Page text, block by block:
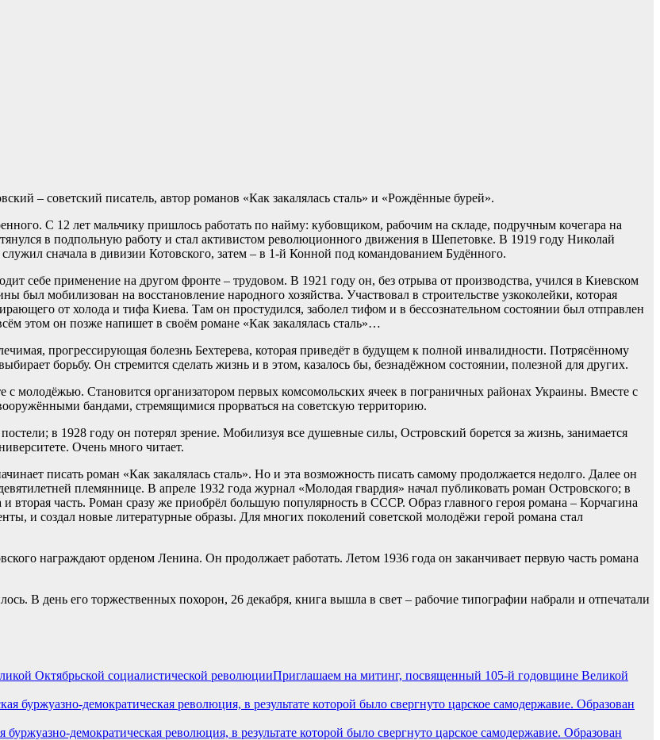
– советский писатель, автор романов «Как закалялась сталь» и «Рождённые бурей».
С 12 лет мальчику пришлось работать по найму: кубовщиком, рабочим на складе, подручным кочегара на
в подпольную работу и стал активистом революционного движения в Шепетовке. В 1919 году Николай
сначала в дивизии Котовского, затем – в 1-й Конной под командованием Будённого.
себе применение на другом фронте – трудовом. В 1921 году он, без отрыва от производства, учился в Киевском
мобилизован на восстановление народного хозяйства. Участвовал в строительстве узкоколейки, которая
от холода и тифа Киева. Там он простудился, заболел тифом и в бессознательном состоянии был отправлен
этом он позже напишет в своём романе «Как закалялась сталь»…
прогрессирующая болезнь Бехтерева, которая приведёт в будущем к полной инвалидности. Потрясённому
борьбу. Он стремится сделать жизнь и в этом, казалось бы, безнадёжном состоянии, полезной для других.
молодёжью. Становится организатором первых комсомольских ячеек в пограничных районах Украины. Вместе с
бандами, стремящимися прорваться на советскую территорию.
в 1928 году он потерял зрение. Мобилизуя все душевные силы, Островский борется за жизнь, занимается
Очень много читает.
писать роман «Как закалялась сталь». Но и эта возможность писать самому продолжается недолго. Далее он
племяннице. В апреле 1932 года журнал «Молодая гвардия» начал публиковать роман Островского; в
вторая часть. Роман сразу же приобрёл большую популярность в СССР. Образ главного героя романа – Корчагина
и создал новые литературные образы. Для многих поколений советской молодёжи герой романа стал
награждают орденом Ленина. Он продолжает работать. Летом 1936 года он заканчивает первую часть романа
В день его торжественных похорон, 26 декабря, книга вышла в свет – рабочие типографии набрали и отпечатали
Приглашаем на митинг, посвященный 105-й годовщине Великой
демократическая революция, в результате которой было свергнуто царское самодержавие. Образован